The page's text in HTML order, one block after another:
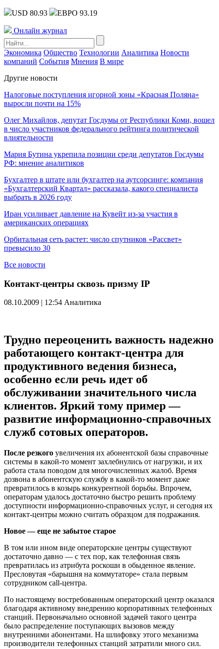
USD 80.93 ЕВРО 93.19
Онлайн журнал
Экономика Общество Технологии Аналитика Новости
компаний События Мнения В мире
Другие новости
Налоговые поступления игорной зоны «Красная Поляна»
выросли почти на 15%
Олег Михайлов, депутат Госдумы от Республики Коми, вошел
в число участников федерального рейтинга политической
влиятельности
Мария Бутина укрепила позиции среди депутатов Госдумы
РФ: мнение аналитиков
Бухгалтер в штате или бухгалтер на аутсорсинге: компания
«Бухгалтерский Квартал» рассказала, какого специалиста
выбрать в 2026 году
Иран усиливает давление на Кувейт из-за участия в
американских операциях
Орбитальная сеть растет: число спутников «Рассвет»
превысило 30
Все новости
Контакт-центры сквозь призму IP
08.10.2009 | 12:54 Аналитика
Трудно переоценить важность надежно
работающего контакт-центра для
продуктивного ведения бизнеса,
особенно если речь идет об
обслуживании значительного числа
клиентов. Яркий тому пример —
развитие информационно-справочных
служб сотовых операторов.
После резкого увеличения их абонентской базы справочные
системы в какой-то момент захлебнулись от нагрузки, и их
работа стала поводом для многочисленных жалоб. Время
дозвона в абонентскую службу в какой-то момент даже
превратилось в козырь конкурентной борьбы. Впрочем,
операторам удалось достаточно быстро решить проблему
доступности информационно-справочных услуг, и сегодня их
контакт-центры можно считать образцом для подражания.
Новое — еще не забытое старое
В том или ином виде операторские центры существуют
достаточно давно — с тех пор, как телефонная связь
превратилась из атрибута роскоши в обыденное явление.
Пресловутая «барышня на коммутаторе» стала первым
сотрудником call-центра.
По настоящему востребованным операторский центр оказался
благодаря активному внедрению корпоративных телефонных
станций. Первоначально основной задачей такого центра
было распределение поступающих вызовов между
внутренними абонентами. На шлифовку этого механизма
производители телефонных станций затратили много сил.